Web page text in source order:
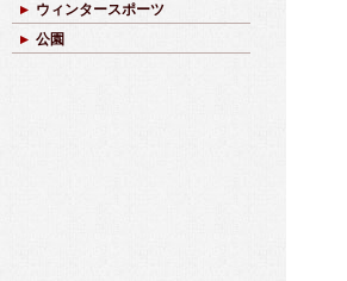
ウィンタースポーツ
公園